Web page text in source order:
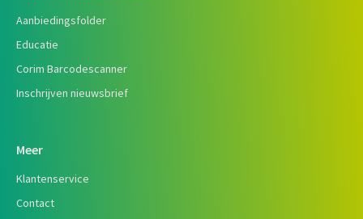
Aanbiedingsfolder
Educatie
Corim Barcodescanner
Inschrijven nieuwsbrief
Meer
Klantenservice
Contact